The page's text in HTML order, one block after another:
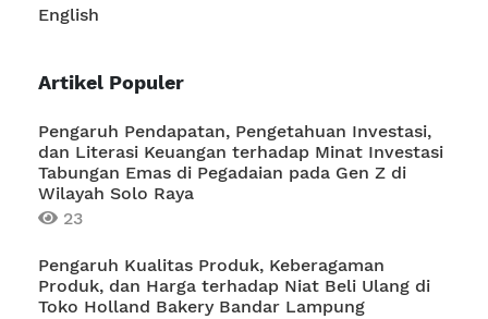
English
Artikel Populer
Pengaruh Pendapatan, Pengetahuan Investasi,
dan Literasi Keuangan terhadap Minat Investasi
Tabungan Emas di Pegadaian pada Gen Z di
Wilayah Solo Raya
23
Pengaruh Kualitas Produk, Keberagaman
Produk, dan Harga terhadap Niat Beli Ulang di
Toko Holland Bakery Bandar Lampung